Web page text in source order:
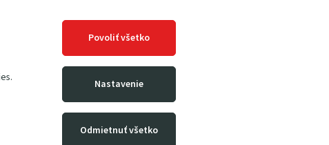
Povoliť všetko
Nastavenie
Odmietnuť všetko
s ľahkosťou a pritom mimoriadnou presnosťou.
samosverná brzda proti samovoľnému